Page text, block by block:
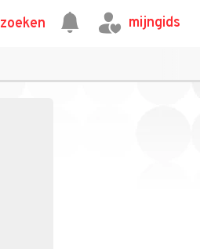
zoeken mijngids